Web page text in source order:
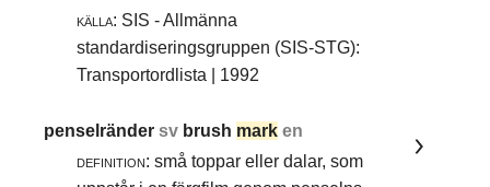
källa: SIS - Allmänna
standardiseringsgruppen (SIS-STG):
Transportordlista | 1992
penselrändersv brush mark en
definition: små toppar eller dalar, som